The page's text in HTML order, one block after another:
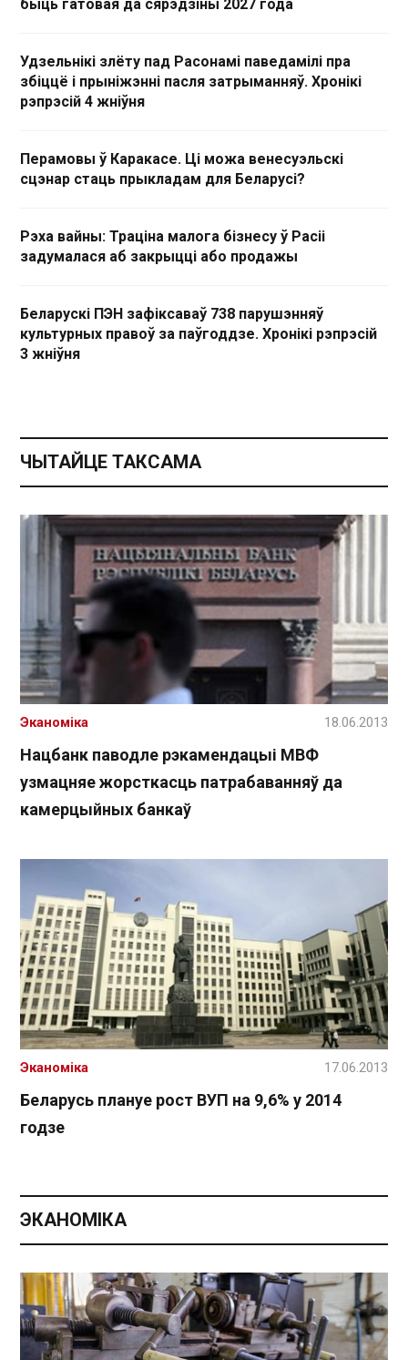
быць гатовая да сярэдзіны 2027 года
Удзельнікі злёту пад Расонамі паведамілі пра
збіццё і прыніжэнні пасля затрыманняў. Хронікі
рэпрэсій 4 жніўня
Перамовы ў Каракасе. Ці можа венесуэльскі
сцэнар стаць прыкладам для Беларусі?
Рэха вайны: Траціна малога бізнесу ў Расіі
задумалася аб закрыцці або продажы
Беларускі ПЭН зафіксаваў 738 парушэнняў
культурных правоў за паўгоддзе. Хронікі рэпрэсій
3 жніўня
ЧЫТАЙЦЕ ТАКСАМА
Нацбанк паводле рэкамендацыі МВФ
узмацняе жорсткасць патрабаванняў да
камерцыйных банкаў
Эканоміка 18.06.2013
Беларусь плануе рост ВУП на 9,6% у 2014
годзе
Эканоміка 17.06.2013
ЭКАНОМІКА